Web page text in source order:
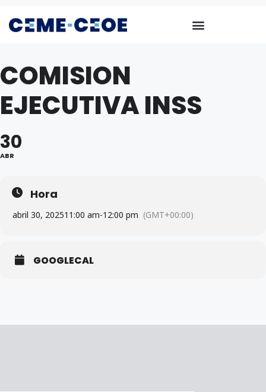
COMISION
EJECUTIVA INSS
30
ABR
Hora
abril 30, 202511:00 am-12:00 pm (GMT+00:00)
GOOGLECAL